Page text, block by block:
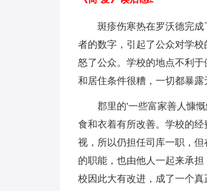
斑疹伤寒热在罗沃德完
者的数字，引起了公众对学
怒了公众。学校的地点不利
和居住条件很糟，一切都暴露
郡里的'一些富家善人慷
食和衣着有所改善。学校的
视，所以仍担任司库一职，
的职能，也由他人一起来承
校因此大有改进，成了一个